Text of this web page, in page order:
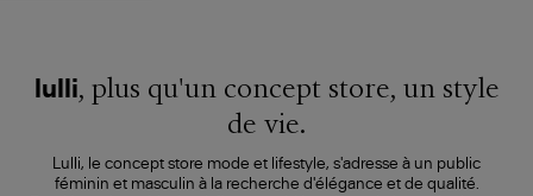
lulli, plus qu'un concept store, un style
de vie.
Lulli, le concept store mode et lifestyle, s'adresse à un public
féminin et masculin à la recherche d'élégance et de qualité.